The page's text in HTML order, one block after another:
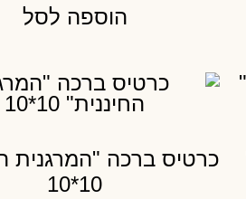
הוספה לסל
כרטיס ברכה "המרגנית
10*10